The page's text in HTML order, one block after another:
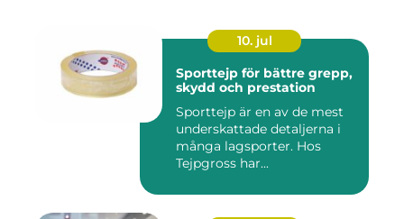
10. jul
Sporttejp för bättre grepp,
skydd och prestation
Sporttejp är en av de mest
underskattade detaljerna i
många lagsporter. Hos
Tejpgross har...